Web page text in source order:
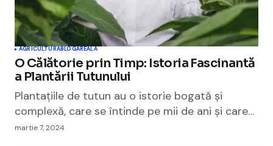
AGRICULTURABLOGAREALA
O Călătorie prin Timp: Istoria Fascinantă
a Plantării Tutunului
Plantațiile de tutun au o istorie bogată și
complexă, care se întinde pe mii de ani și care…
martie 7, 2024